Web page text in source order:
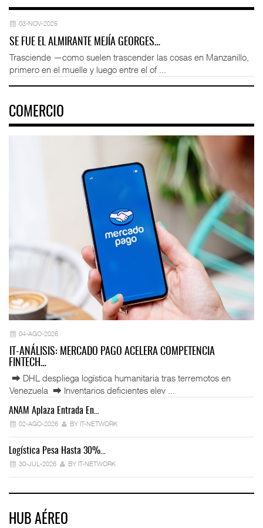
03-NOV-2025
SE FUE EL ALMIRANTE MEJÍA GEORGES…
Trasciende —como suelen trascender las cosas en Manzanillo,
primero en el muelle y luego entre el of ...
COMERCIO
04-AGO-2026
IT-ANÁLISIS: MERCADO PAGO ACELERA COMPETENCIA
FINTECH…
⮕ DHL despliega logística humanitaria tras terremotos en
Venezuela ⮕ Inventarios deficientes elev ...
ANAM Aplaza Entrada En…
02-AGO-2026 BY IT-NETWORK
Logística Pesa Hasta 30%…
30-JUL-2026 BY IT-NETWORK
HUB AÉREO